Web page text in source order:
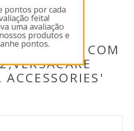
COM
ACCESSORIES'
pontos por cada
feita!
uma avaliação
produtos e
pontos.